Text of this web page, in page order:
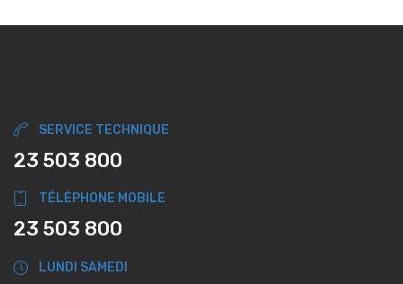
SERVICE TECHNIQUE
23 503 800
TÉLÉPHONE MOBILE
23 503 800
LUNDI SAMEDI